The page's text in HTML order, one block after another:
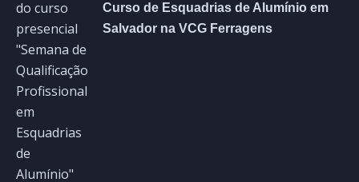
Curso de Esquadrias de Alumínio em
Salvador na VCG Ferragens